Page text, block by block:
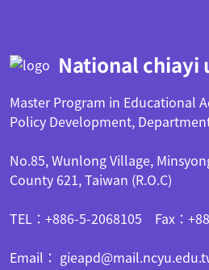
National chiayi
Master Program in Educational
Policy Development,
No.85, Wunlong Village,
County 621, Taiwan (R.O.C)
TEL：+886-5-2068105 Fax：
Email：